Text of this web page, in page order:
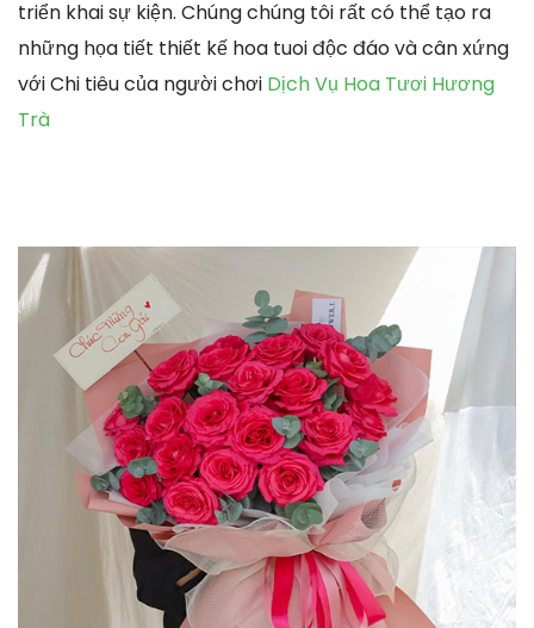
triển khai sự kiện. Chúng chúng tôi rất có thể tạo ra
những họa tiết thiết kế hoa tuoi độc đáo và cân xứng
với Chi tiêu của người chơi Dịch Vụ Hoa Tươi Hương
Trà